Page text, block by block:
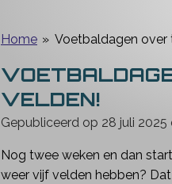
Home » Voetbaldagen over
VELDEN!
Gepubliceerd op 28 juli 2025
Nog twee weken en dan
weer vijf velden hebben?